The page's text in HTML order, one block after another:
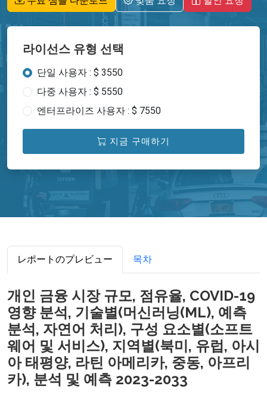
라이선스 유형 선택
단일 사용자 : $ 3550
다중 사용자 : $ 5550
엔터프라이즈 사용자 : $ 7550
지금 구매하기
レポートのプレビュー 목차
개인 금융 시장 규모, 점유율, COVID-19
영향 분석, 기술별(머신러닝(ML), 예측
분석, 자연어 처리), 구성 요소별(소프트
웨어 및 서비스), 지역별(북미, 유럽, 아시
아 태평양, 라틴 아메리카, 중동, 아프리
카), 분석 및 예측 2023-2033